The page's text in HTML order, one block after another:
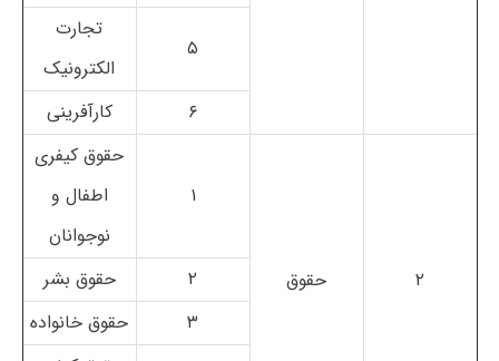
۵
تجارت
الکترونیک
۶
کارآفرینی
۲ حقوق
۱
حقوق کیفری
اطفال و
نوجوانان
۲
حقوق بشر
۳
حقوق خانواده